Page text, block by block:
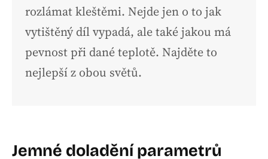
rozlámat kleštěmi. Nejde jen o to jak
vytištěný díl vypadá, ale také jakou má
pevnost při dané teplotě. Najděte to
nejlepší z obou světů.
Jemné doladění parametrů